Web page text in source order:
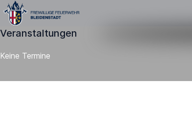
Veranstaltungen
Keine Termine